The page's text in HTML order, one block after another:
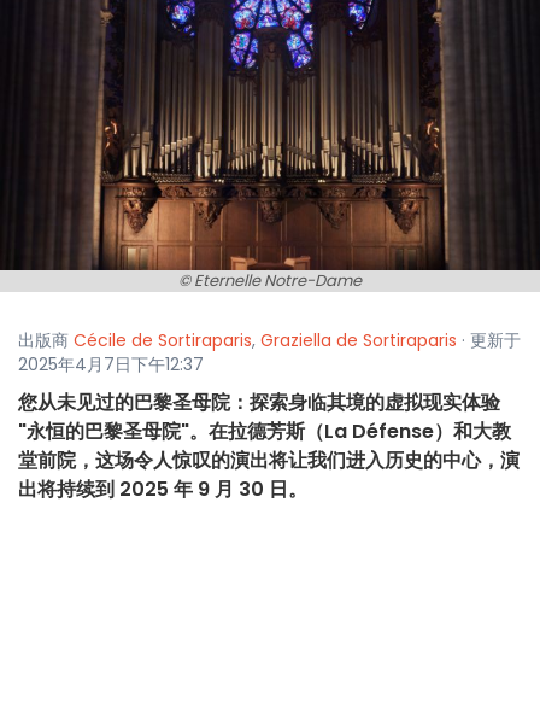
© Eternelle Notre-Dame
出版商 Cécile de Sortiraparis, Graziella de Sortiraparis · 更新于
2025年4月7日下午12:37
您从未见过的巴黎圣母院：探索身临其境的虚拟现实体验
"永恒的巴黎圣母院"。在拉德芳斯（La Défense）和大教
堂前院，这场令人惊叹的演出将让我们进入历史的中心，演
出将持续到 2025 年 9 月 30 日。